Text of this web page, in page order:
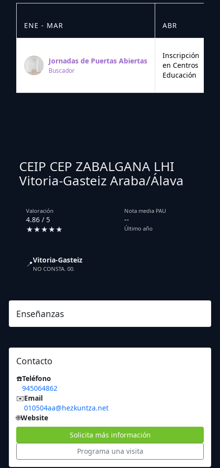
ENE - MAR ABR
Jornadas de Puertas Abiertas
Buscador
Inscripción
en Centros
Educación
CEIP CEP ZABALGANA LHI
Vitoria-Gasteiz Araba/Álava
Valoración
4.86 / 5
★★★★★
Nota media PAU
--
Último año
📍Vitoria-Gasteiz
NO CONSTA. 00.
Enseñanzas
Contacto
☎️Teléfono
945064862
✉️Email
010504aa@hezkuntza.net
🌐Website
Solicita más información
Programa una visita